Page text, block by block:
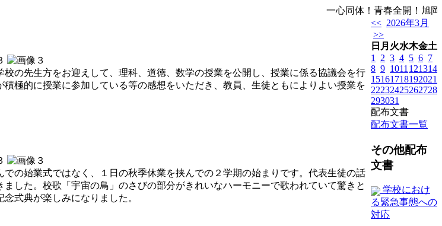
一心同体！青春全開！
の先生方をお迎えして、理科、道徳、数学の授業を公開し、授業に係る協議会を行
極的に授業に参加している等の感想をいただき、教員、生徒ともによりよい授業を
の始業式ではなく、１日の秋季休業を挟んでの２学期の始まりです。代表生徒の話
した。校歌「宇宙の鳥」のさびの部分がきれいなハーモニーで歌われていて驚きと
式典が楽しみになりました。
<< 2026年3月
>>
日 月 火水木金土
1
2 3 4 5 6 7
8 9 1011 121314
15161718192021
22232425262728
293031
配布文書
配布文書一覧
その他配布
文書
学校におけ
る緊急事態への
対応